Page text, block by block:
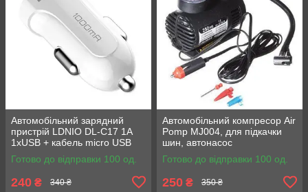
Автомобільний зарядний
пристрій LDNIO DL-C17 1A
1xUSB + кабель micro USB
Готово до відправки 100 од.
240 ₴ 340 ₴
Автомобільний компресор Air
Pomp MJ004, для підкачки
шин, автонасос
Готово до відправки 100 од.
250 ₴ 350 ₴